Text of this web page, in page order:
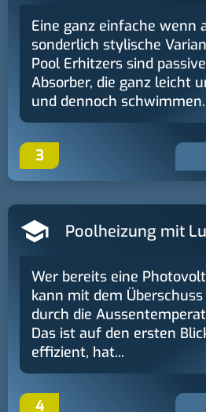
Eine ganz einfache wenn
sonderlich stylische
Pool Erhitzers sind
Absorber, die ganz leicht
und dennoch
3
Poolheizung mit
Wer bereits eine
kann mit dem
durch die
Das ist auf den ersten
effizient, hat...
4